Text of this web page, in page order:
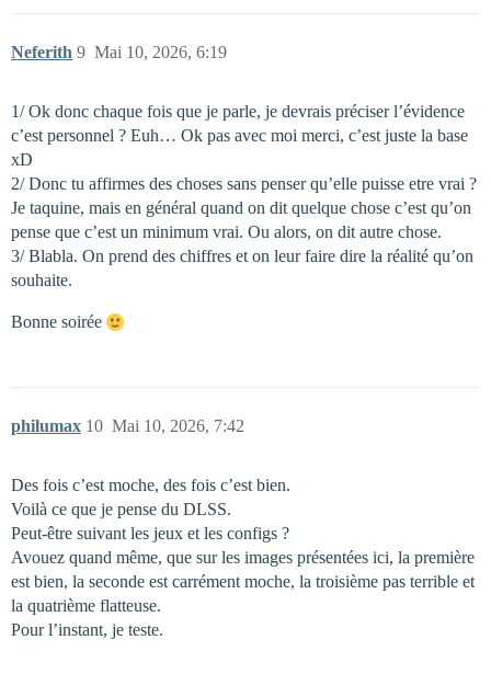
Neferith Mai 10, 2026, 6:19
9
1/ Ok donc chaque fois que je parle, je devrais préciser l’évidence
c’est personnel ? Euh… Ok pas avec moi merci, c’est juste la base
xD
2/ Donc tu affirmes des choses sans penser qu’elle puisse etre vrai ?
Je taquine, mais en général quand on dit quelque chose c’est qu’on
pense que c’est un minimum vrai. Ou alors, on dit autre chose.
3/ Blabla. On prend des chiffres et on leur faire dire la réalité qu’on
souhaite.
Bonne soirée
philumax Mai 10, 2026, 7:42
10
Des fois c’est moche, des fois c’est bien.
Voilà ce que je pense du DLSS.
Peut-être suivant les jeux et les configs ?
Avouez quand même, que sur les images présentées ici, la première
est bien, la seconde est carrément moche, la troisième pas terrible et
la quatrième flatteuse.
Pour l’instant, je teste.